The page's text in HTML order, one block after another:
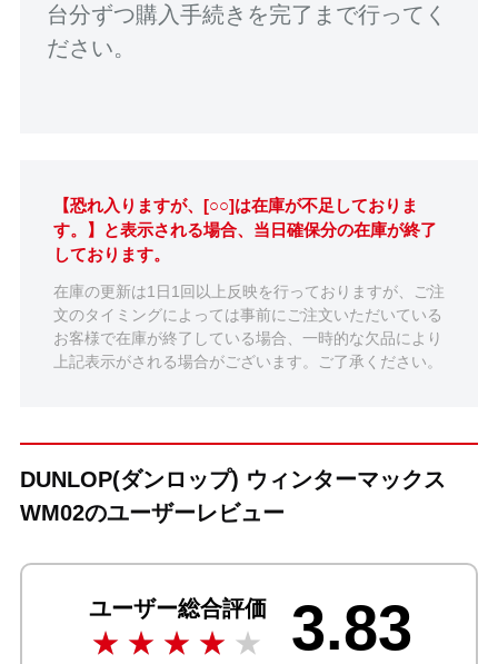
台分ずつ購入手続きを完了まで行ってく
ださい。
【恐れ入りますが、[○○]は在庫が不足しておりま
す。】と表示される場合、当日確保分の在庫が終了
しております。
在庫の更新は1日1回以上反映を行っておりますが、ご注
文のタイミングによっては事前にご注文いただいている
お客様で在庫が終了している場合、一時的な欠品により
上記表示がされる場合がございます。ご了承ください。
DUNLOP(ダンロップ) ウィンターマックス
WM02のユーザーレビュー
ユーザー総合評価 3.83